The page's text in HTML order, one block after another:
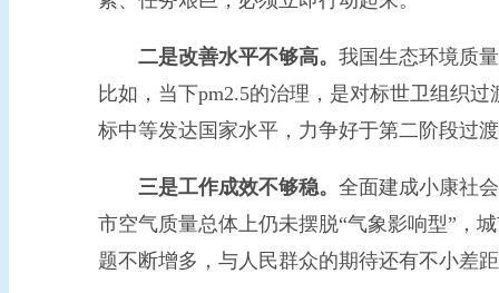
二是改善水平不够高。 我国生态环境质
比如，当下pm2.5的治理，是对标世卫组织
标中等发达国家水平，力争好于第二阶段过
三是工作成效不够稳。 全面建成小康社
市空气质量总体上仍未摆脱“气象影响型”，
题不断增多，与人民群众的期待还有不小差